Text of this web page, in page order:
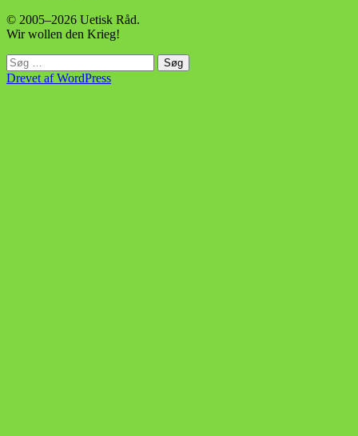
© 2005–2026 Uetisk Råd.
Wir wollen den Krieg!
Søg
efter:
Drevet af WordPress